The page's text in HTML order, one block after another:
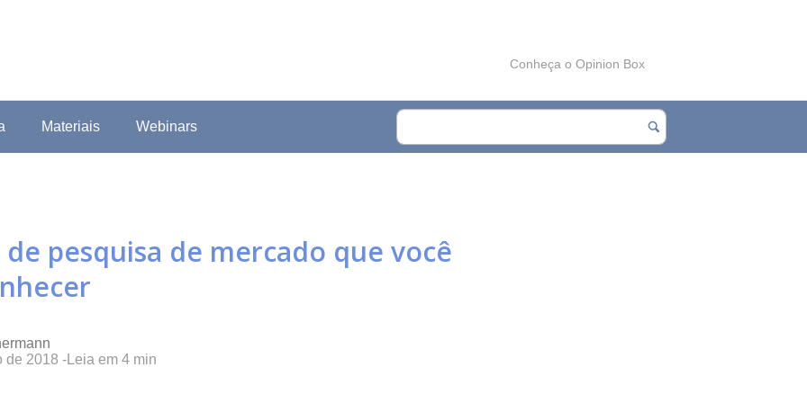
Conheça o Opinion Box
Materiais Webinars
pesquisa de mercado que você
de 2018 - Leia em 4 min